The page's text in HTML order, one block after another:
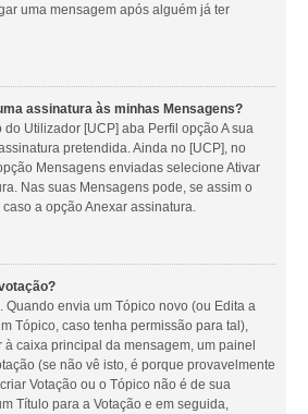
uma mensagem após alguém já ter
assinatura às minhas Mensagens?
Utilizador [UCP] aba Perfil opção A sua
pretendida. Ainda no [UCP], no
Mensagens enviadas selecione Ativar
Nas suas Mensagens pode, se assim o
a opção Anexar assinatura.
Quando envia um Tópico novo (ou Edita a
Tópico, caso tenha permissão para tal),
caixa principal da mensagem, um painel
(se não vê isto, é porque provavelmente
Votação ou o Tópico não é de sua
Título para a Votação e em seguida,